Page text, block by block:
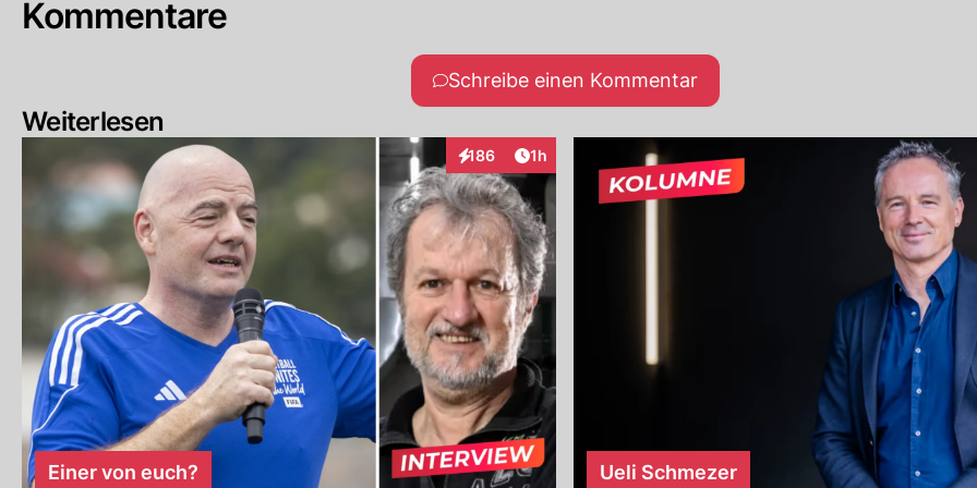
Kommentare
Schreibe einen Kommentar
Weiterlesen
186
InteraktionenArtikel veröffentlicht:
1h
Einer von euch? Ueli Schmezer